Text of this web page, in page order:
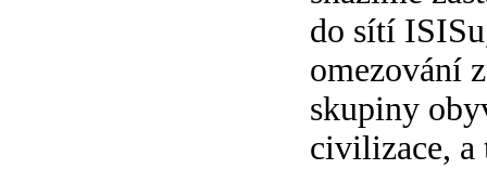
do sítí
omezování
skupiny
civilizace, a